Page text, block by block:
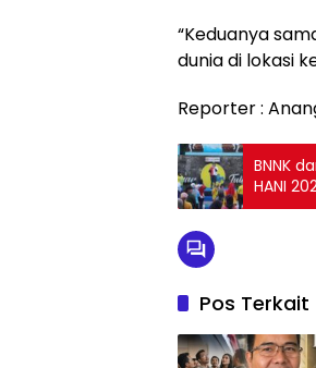
“Keduanya
dunia di lokasi
Reporter :
BNNK
HANI
Pos Terkait